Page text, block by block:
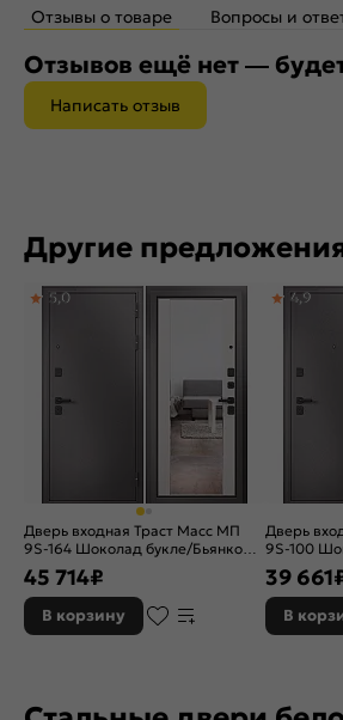
Отзывы о товаре Вопросы и
Отзывов ещё нет —
Написать отзыв
Другие
Дверь входная Траст Масс МП
9S-164 Шоколад букле/Бьянко
ларче, с зеркалом, 2 замка, с
ночной задвижкой
5,0
45 714₽
В корзину
Дверь
9S-100
тёмный, 2
задвижкой
4,9
39 661
В